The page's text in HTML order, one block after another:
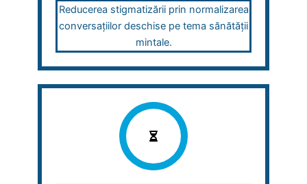
Reducerea stigmatizării prin normalizarea
conversațiilor deschise pe tema sănătății
mintale.